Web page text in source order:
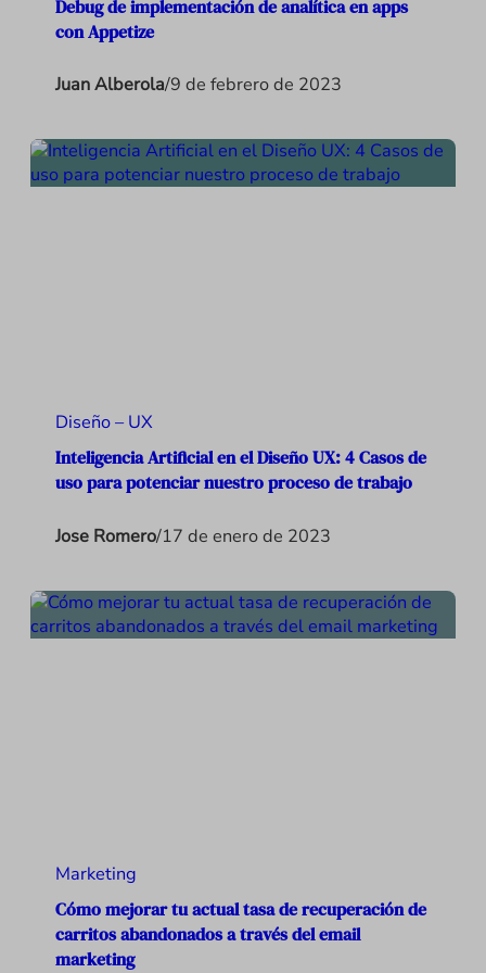
Debug de implementación de analítica en apps
con Appetize
Juan Alberola/9 de febrero de 2023
Diseño – UX
Inteligencia Artificial en el Diseño UX: 4 Casos de
uso para potenciar nuestro proceso de trabajo
Jose Romero/17 de enero de 2023
Marketing
Cómo mejorar tu actual tasa de recuperación de
carritos abandonados a través del email
marketing